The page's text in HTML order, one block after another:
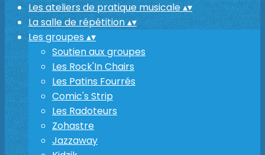
Les ateliers de pratique musicale▴▾
La salle de répétition▴▾
Les groupes ▴▾
Soutien aux groupes
Les Rock'In Chairs
Les Patins Fourrés
Comic's Strip
Les Radoteurs
Zohastre
Jazzaway